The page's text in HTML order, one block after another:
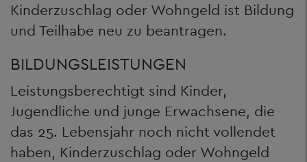
Kinderzuschlag oder Wohngeld ist Bildung
und Teilhabe neu zu beantragen.
BILDUNGSLEISTUNGEN
Leistungsberechtigt sind Kinder,
Jugendliche und junge Erwachsene, die
das 25. Lebensjahr noch nicht vollendet
haben, Kinderzuschlag oder Wohngeld